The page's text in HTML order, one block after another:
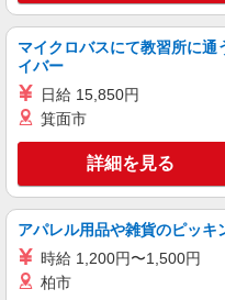
により変動
間） ※固定
手当として
歓迎 ・認
キープ
職業紹介
株式会社kotrio /●YK-S-2007809
膝への負
【正社
給：
30,000円
善手当：
により変動
間） ※固
手当とし
秦野市
キープ
マイクロバスにて教習所に通
イバー
日給 15,850円
箕面市
詳細を見る
アパレル用品や雑貨のピッキ
時給 1,200円〜1,500円
柏市